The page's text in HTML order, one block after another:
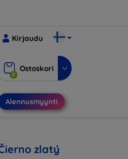
Kirjaudu
0
Ostoskori
Alennusmyynti
zlatý